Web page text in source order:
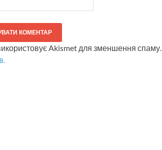
Akismet для зменшення спаму.